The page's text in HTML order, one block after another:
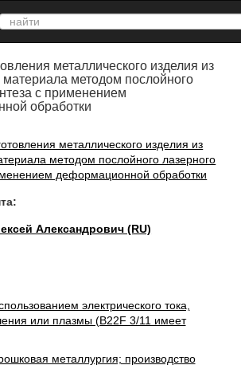
металлического изделия из
методом послойного
с применением
обработки
Александрович (RU)
электрического тока,
или плазмы (B22F 3/11 имеет
металлургия; производство